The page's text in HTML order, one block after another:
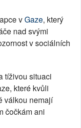
vGaze, který
nad svými
v sociálních
tíživou situaci
které kvůli
válkou nemají
čočkám ani